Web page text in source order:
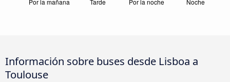
Información sobre buses desde Lisboa a
Toulouse